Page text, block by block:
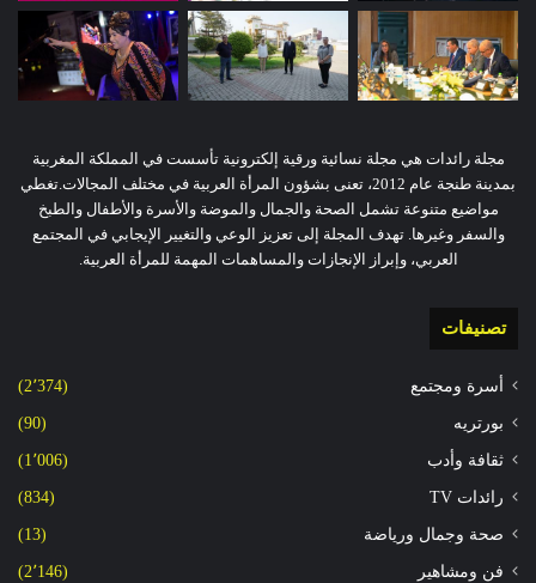
مجلة رائدات هي مجلة نسائية ورقية إلكترونية تأسست في المملكة المغربية
بمدينة طنجة عام 2012، تعنى بشؤون المرأة العربية في مختلف المجالات.تغطي
مواضيع متنوعة تشمل الصحة والجمال والموضة والأسرة والأطفال والطبخ
والسفر وغيرها. تهدف المجلة إلى تعزيز الوعي والتغيير الإيجابي في المجتمع
العربي، وإبراز الإنجازات والمساهمات المهمة للمرأة العربية.
تصنيفات
أسرة ومجتمع (2٬374)
بورتريه (90)
ثقافة وأدب (1٬006)
رائدات TV (834)
صحة وجمال ورياضة (13)
فن ومشاهير (2٬146)